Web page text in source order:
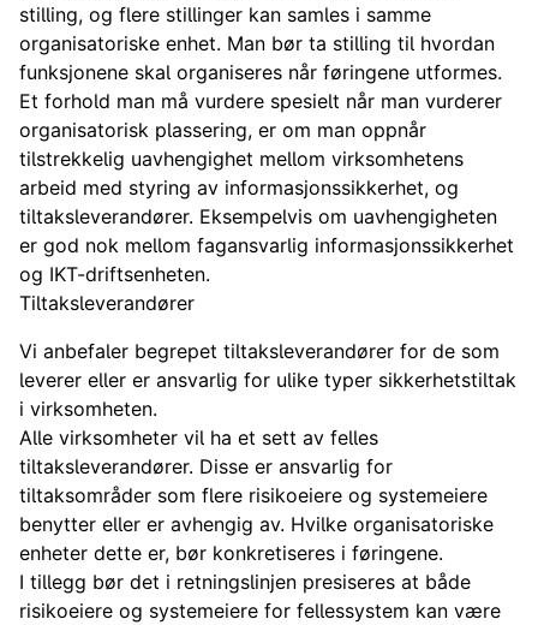
stilling, og flere stillinger kan samles i samme
organisatoriske enhet. Man bør ta stilling til hvordan
funksjonene skal organiseres når føringene utformes.
Et forhold man må vurdere spesielt når man vurderer
organisatorisk plassering, er om man oppnår
tilstrekkelig uavhengighet mellom virksomhetens
arbeid med styring av informasjonssikkerhet, og
tiltaksleverandører. Eksempelvis om uavhengigheten
er god nok mellom fagansvarlig informasjonssikkerhet
og IKT-driftsenheten.
Tiltaksleverandører
Vi anbefaler begrepet tiltaksleverandører for de som
leverer eller er ansvarlig for ulike typer sikkerhetstiltak
i virksomheten.
Alle virksomheter vil ha et sett av felles
tiltaksleverandører. Disse er ansvarlig for
tiltaksområder som flere risikoeiere og systemeiere
benytter eller er avhengig av. Hvilke organisatoriske
enheter dette er, bør konkretiseres i føringene.
I tillegg bør det i retningslinjen presiseres at både
risikoeiere og systemeiere for fellessystem kan være